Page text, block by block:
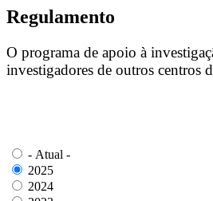
Regulamento
O programa de apoio à
investigadores de outros centros
- Atual -
2025
2024